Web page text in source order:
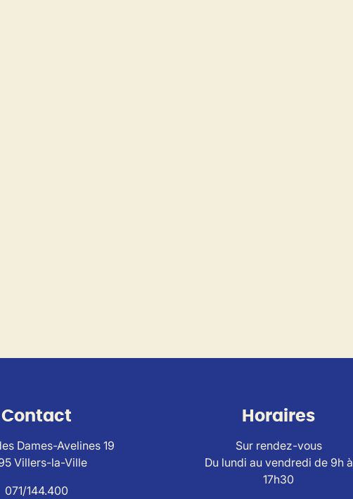
Contact
Dames-Avelines 19
Villers-la-Ville
071/144.400
Horaires
Sur rendez-vous
Du lundi au vendredi de 9h à
17h30